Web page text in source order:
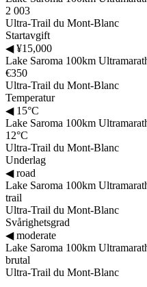
2 003
Ultra-Trail du Mont-Blanc
Startavgift
◀¥15,000
Lake Saroma 100km
€350
Ultra-Trail du Mont-Blanc
Temperatur
◀15°C
Lake Saroma 100km
12°C
Ultra-Trail du Mont-Blanc
Underlag
◀road
Lake Saroma 100km
trail
Ultra-Trail du Mont-Blanc
Svårighetsgrad
◀moderate
Lake Saroma 100km
brutal
Ultra-Trail du Mont-Blanc